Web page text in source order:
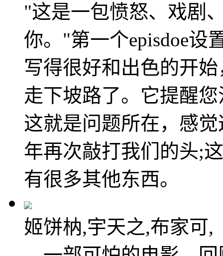
"这是一包愤怒、戏剧
你。"第一个episdoe设
写得很好和出色的开
走下坡路了。它提醒
这就是问题所在，感
年再次敲打我们的头;
有很多其他东西。
姬饼枘,宇天之,布家可,